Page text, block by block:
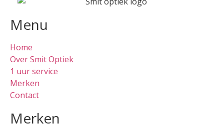
Menu
Home
Over Smit Optiek
1 uur service
Merken
Contact
Merken